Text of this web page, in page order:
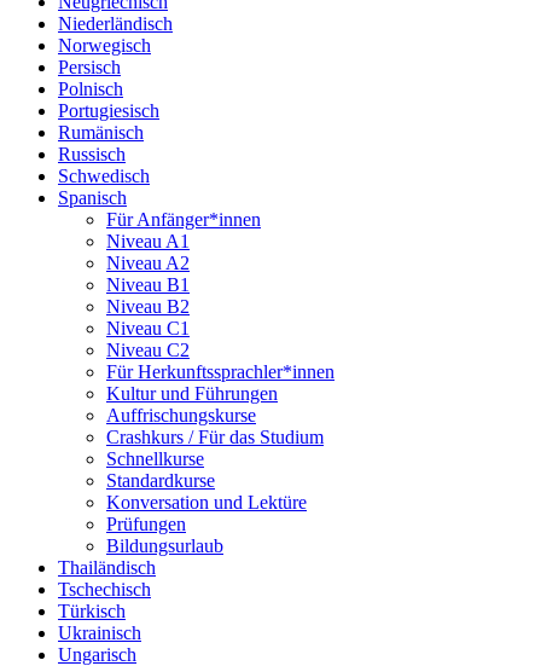
Niederländisch
Norwegisch
Persisch
Polnisch
Portugiesisch
Rumänisch
Russisch
Schwedisch
Spanisch
Für Anfänger*innen
Niveau A1
Niveau A2
Niveau B1
Niveau B2
Niveau C1
Niveau C2
Für Herkunftssprachler*innen
Kultur und Führungen
Auffrischungskurse
Crashkurs / Für das Studium
Schnellkurse
Standardkurse
Konversation und Lektüre
Prüfungen
Bildungsurlaub
Thailändisch
Tschechisch
Türkisch
Ukrainisch
Ungarisch